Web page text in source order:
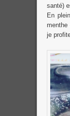
santé)
En
menthe
je